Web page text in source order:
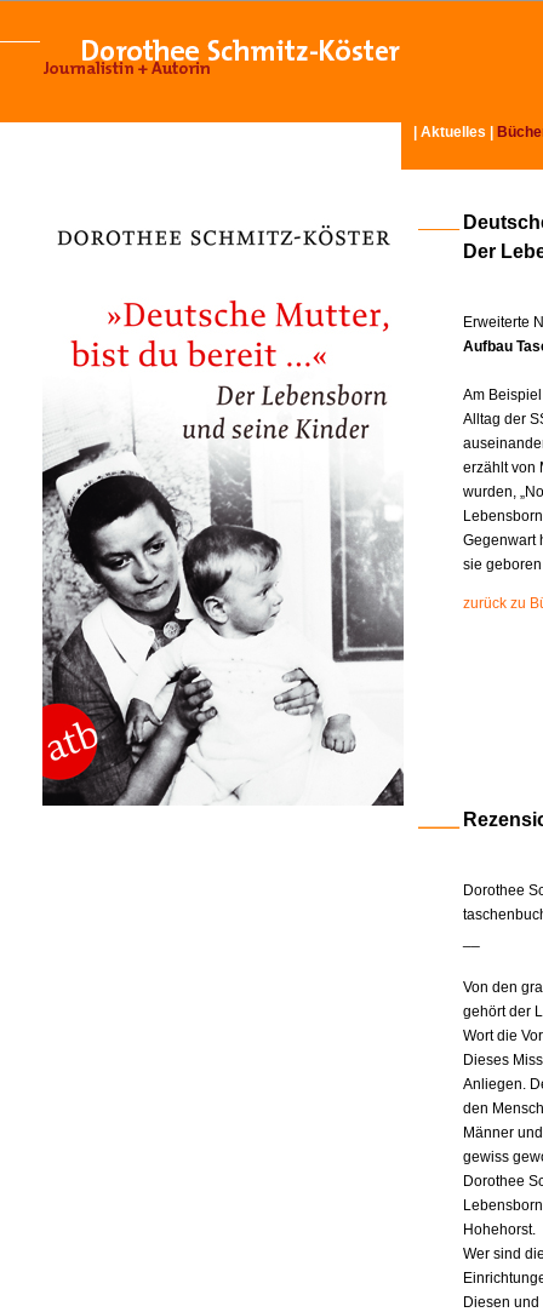
Aktuelles
Der
Erweiterte
Aufbau
Am
Alltag der
erzählt von
wurden,
Gegenwart
sie
zurück zu
Dorothee
Von den
gehört der
Wort die
Dieses
Anliegen.
den
Männer
gewiss
Dorothee
Hohehorst.
Wer sind
Diesen